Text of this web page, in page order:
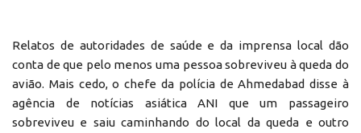
Relatos de autoridades de saúde e da imprensa local dão
conta de que pelo menos uma pessoa sobreviveu à queda do
avião. Mais cedo, o chefe da polícia de Ahmedabad disse à
agência de notícias asiática ANI que um passageiro
sobreviveu e saiu caminhando do local da queda e outro